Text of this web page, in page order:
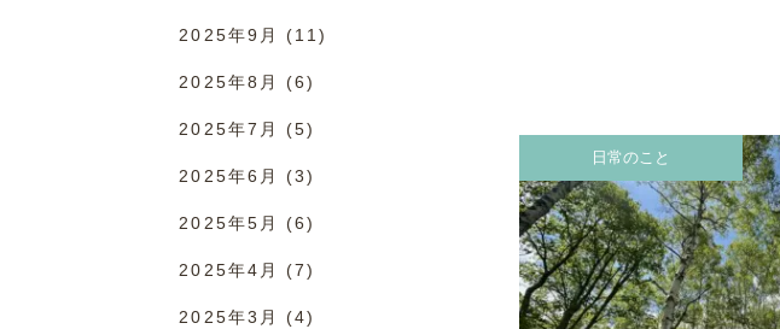
日常のこと
2025年9月 (11)
2025年8月 (6)
2025年7月 (5)
2025年6月 (3)
2025年5月 (6)
2025年4月 (7)
2025年3月 (4)